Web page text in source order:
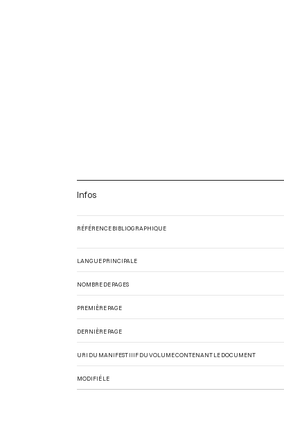
Infos
RÉFÉRENCE BIBLIOGRAPHIQUE
LANGUE PRINCIPALE
NOMBRE DE PAGES
PREMIÈRE PAGE
DERNIÈRE PAGE
URI DU MANIFEST IIIF DU VOLUME CONTENANT LE DOCUMENT
MODIFIÉ LE